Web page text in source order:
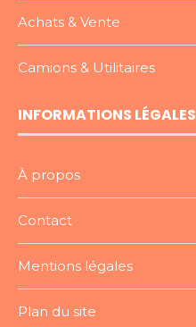
Achats & Vente
Camions & Utilitaires
INFORMATIONS LÉGALES
À propos
Contact
Mentions légales
Plan du site